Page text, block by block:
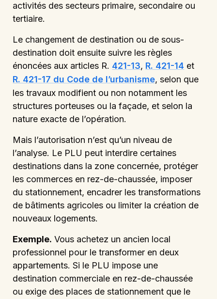
activités des secteurs primaire, secondaire ou
tertiaire.
Le changement de destination ou de sous-
destination doit ensuite suivre les règles
énoncées aux articles R. 421-13, R. 421-14 et
R. 421-17 du Code de l’urbanisme, selon que
les travaux modifient ou non notamment les
structures porteuses ou la façade, et selon la
nature exacte de l’opération.
Mais l’autorisation n’est qu’un niveau de
l’analyse. Le PLU peut interdire certaines
destinations dans la zone concernée, protéger
les commerces en rez-de-chaussée, imposer
du stationnement, encadrer les transformations
de bâtiments agricoles ou limiter la création de
nouveaux logements.
Exemple. Vous achetez un ancien local
professionnel pour le transformer en deux
appartements. Si le PLU impose une
destination commerciale en rez-de-chaussée
ou exige des places de stationnement que le